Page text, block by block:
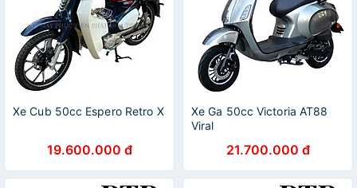
Xe Cub 50cc Espero Retro X
19.600.000 đ
Xe Ga 50cc Victoria AT88
Viral
21.700.000 đ